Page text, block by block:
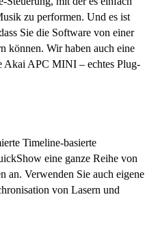
zu performen. Und es ist
Sie die Software von einer
Wir haben auch eine
Akai APC MINI – echtes Plug-
Timeline-basierte
eine ganze Reihe von
an. Verwenden Sie auch eigene
von Lasern und